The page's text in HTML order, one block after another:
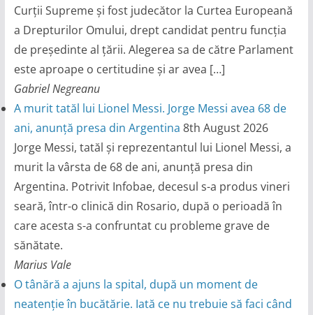
Curții Supreme și fost judecător la Curtea Europeană
a Drepturilor Omului, drept candidat pentru funcția
de președinte al țării. Alegerea sa de către Parlament
este aproape o certitudine și ar avea […]
Gabriel Negreanu
A murit tatăl lui Lionel Messi. Jorge Messi avea 68 de
ani, anunță presa din Argentina 8th August 2026
Jorge Messi, tatăl și reprezentantul lui Lionel Messi, a
murit la vârsta de 68 de ani, anunță presa din
Argentina. Potrivit Infobae, decesul s-a produs vineri
seară, într-o clinică din Rosario, după o perioadă în
care acesta s-a confruntat cu probleme grave de
sănătate.
Marius Vale
O tânără a ajuns la spital, după un moment de
neatenție în bucătărie. Iată ce nu trebuie să faci când